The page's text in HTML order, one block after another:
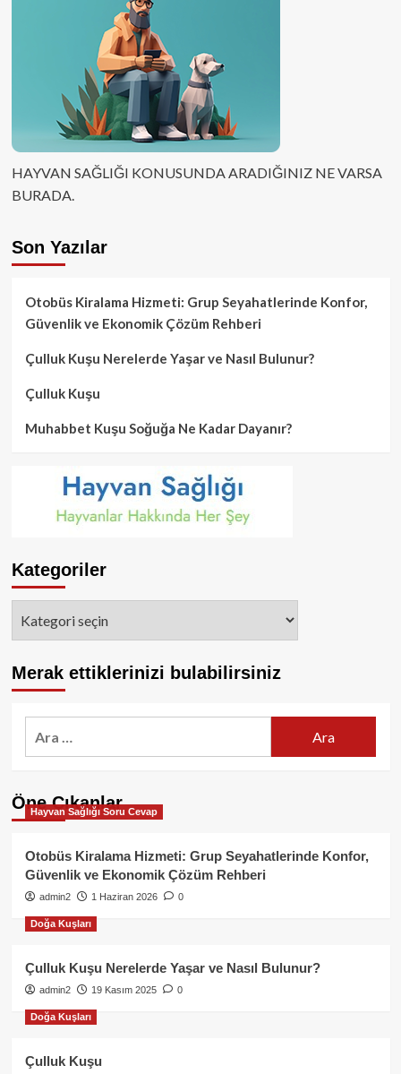
HAYVAN SAĞLIĞI KONUSUNDA ARADIĞINIZ NE VARSA
BURADA.
Son Yazılar
Otobüs Kiralama Hizmeti: Grup Seyahatlerinde Konfor,
Güvenlik ve Ekonomik Çözüm Rehberi
Çulluk Kuşu Nerelerde Yaşar ve Nasıl Bulunur?
Çulluk Kuşu
Muhabbet Kuşu Soğuğa Ne Kadar Dayanır?
Kategoriler
Merak ettiklerinizi bulabilirsiniz
Öne Çıkanlar
Hayvan Sağlığı Soru Cevap
Otobüs Kiralama Hizmeti: Grup Seyahatlerinde Konfor,
Güvenlik ve Ekonomik Çözüm Rehberi
admin2 1 Haziran 2026 0
Doğa Kuşları
Çulluk Kuşu Nerelerde Yaşar ve Nasıl Bulunur?
admin2 19 Kasım 2025 0
Doğa Kuşları
Çulluk Kuşu